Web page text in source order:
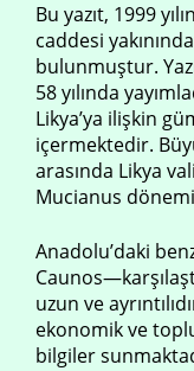
Bu yazıt, 1999
caddesi
bulunmuştur.
58 yılında
Likya’ya ilişkin
içermektedir.
arasında Likya
Mucianus
Anadolu’daki
uzun ve
ekonomik ve
bilgiler